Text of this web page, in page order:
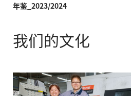
年鉴_2023/2024
我们的文化